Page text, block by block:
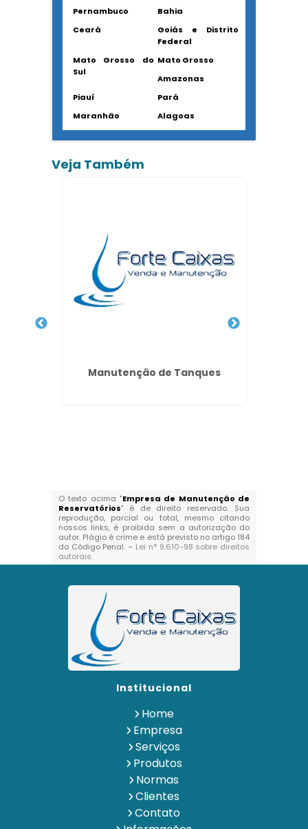
Pernambuco
Bahia
Ceará
Goiás e Distrito
Federal
Mato Grosso do
Sul
Mato Grosso
Amazonas
Piauí
Pará
Maranhão
Alagoas
Veja Também
Manutenção de Tanques
O texto acima "Empresa de Manutenção de
Reservatórios" é de direito reservado. Sua
reprodução, parcial ou total, mesmo citando
nossos links, é proibida sem a autorização do
autor. Plágio é crime e está previsto no artigo 184
do Código Penal. – Lei n° 9.610-98 sobre direitos
autorais.
Institucional
Home
Empresa
Serviços
Produtos
Normas
Clientes
Contato